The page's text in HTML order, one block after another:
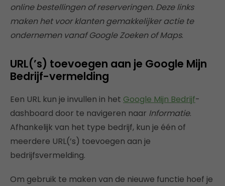
online bestellingen of reserveringen. Deze links
maken het voor klanten gemakkelijker actie te
ondernemen vanaf Google Zoeken of Maps.
URL(’s) toevoegen aan je Google Mijn
Bedrijf-vermelding
Een URL kun je invullen in het Google Mijn Bedrijf-
dashboard door te navigeren naar Informatie.
Afhankelijk van het type bedrijf, kun je één of
meerdere URL(’s) toevoegen aan je
bedrijfsvermelding.
Om gebruik te maken van de nieuwe functie hoef je